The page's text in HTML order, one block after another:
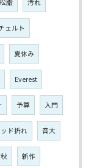
松脂 汚れ
ェルト
夏休み
Everest
予算 入門
ド折れ 音大
秋 新作